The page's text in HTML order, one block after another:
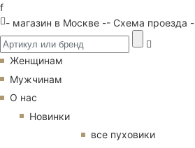
f
- магазин в Москве -- Схема проезда -
Женщинам
Мужчинам
О нас
Новинки
все пуховики